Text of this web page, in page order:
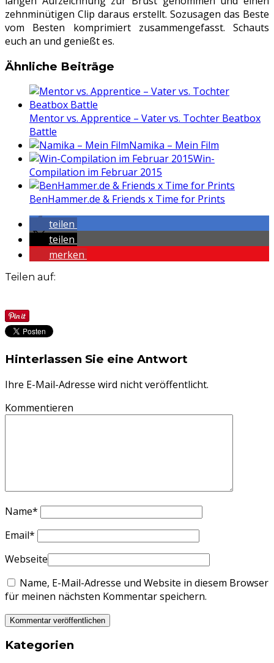
zehnminütigen Clip daraus erstellt. Sozusagen das Beste
vom Besten komprimiert zusammengefasst. Schauts
euch an und genießt es.
Ähnliche Beiträge
Mentor vs. Apprentice – Vater vs. Tochter Beatbox
Battle
Namika – Mein Film
Win-
Compilation im Februar 2015
BenHammer.de & Friends x Time for Prints
teilen
teilen
merken
Teilen auf:
Hinterlassen Sie eine Antwort
Ihre E-Mail-Adresse wird nicht veröffentlicht.
Kommentieren
Name*
Email*
Webseite
Name, E-Mail-Adresse und Website in diesem Browser
für meinen nächsten Kommentar speichern.
Kategorien